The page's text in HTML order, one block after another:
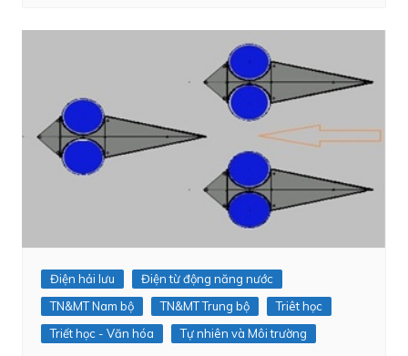
Điện hải lưu
Điện từ động năng nước
TN&MT Nam bộ
TN&MT Trung bộ
Triêt học
Triết học - Văn hóa
Tự nhiên và Môi trường